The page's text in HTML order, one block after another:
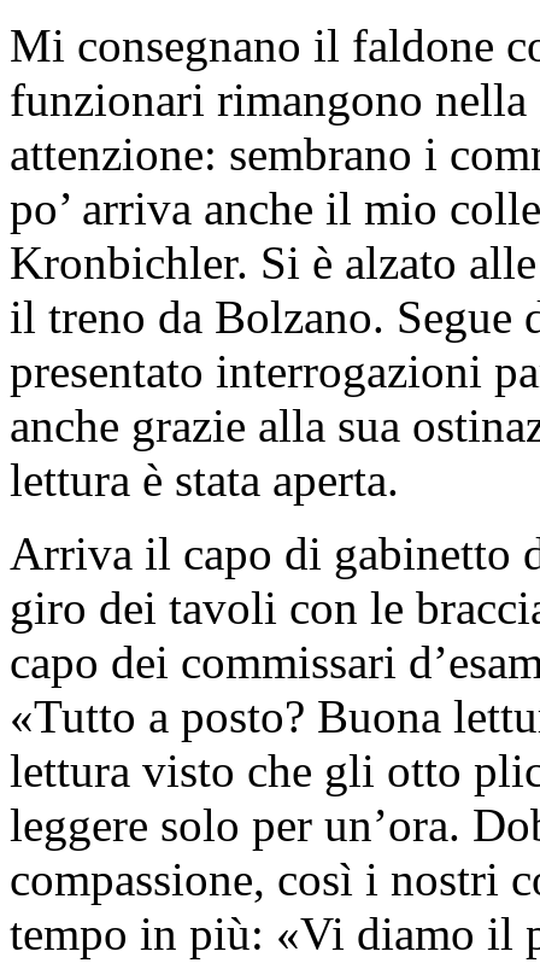
Mi consegnano il faldone
funzionari rimangono nella
attenzione: sembrano i
po’ arriva anche il mio
Kronbichler. Si è alzato
il treno da Bolzano. Segue
presentato interrogazioni
anche grazie alla sua
lettura è stata aperta.
Arriva il capo di gabinetto
giro dei tavoli con le
capo dei commissari
«Tutto a posto? Buona
lettura visto che gli otto
leggere solo per un’ora.
compassione, così i nostri
tempo in più: «Vi diamo il